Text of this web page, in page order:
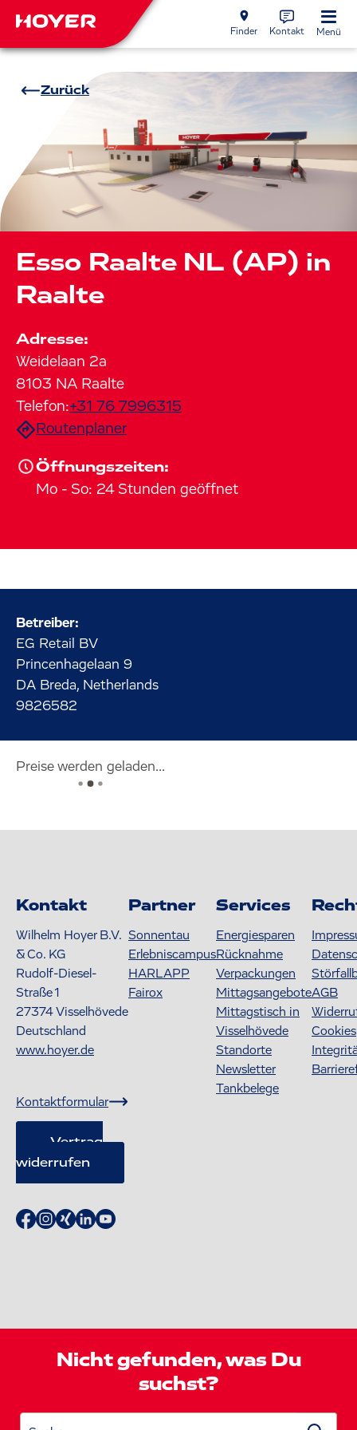
Finder Kontakt Menü
Zurück
Esso Raalte NL (AP) in
Raalte
Adresse:
Weidelaan 2a
8103 NA Raalte
Telefon:+31 76 7996315
Routenplaner
Öffnungszeiten:
Mo - So: 24 Stunden geöffnet
Betreiber:
EG Retail BV
Princenhagelaan 9
DA Breda, Netherlands
9826582
Preise werden geladen...
Kontakt
Wilhelm Hoyer B.V.
& Co. KG
Rudolf-Diesel-
Straße 1
27374Visselhövede
Deutschland
www.hoyer.de
Kontaktformular
Vertrag
widerrufen
Partner
Sonnentau
Erlebniscampus
HARLAPP
Fairox
Services
Energiesparen
Rücknahme
Verpackungen
Mittagsangebote
Mittagstisch in
Visselhövede
Standorte
Newsletter
Tankbelege
AGB
Cookies
Nicht gefunden, was Du
suchst?